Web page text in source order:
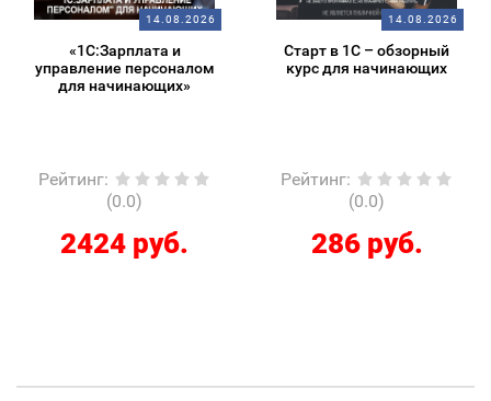
14.08.2026
«1С:Зарплата и
управление персоналом
для начинающих»
Рейтинг:
(0.0)
2424 руб.
14.08.2026
Старт в 1С – обзорный
курс для начинающих
Рейтинг:
(0.0)
286 руб.